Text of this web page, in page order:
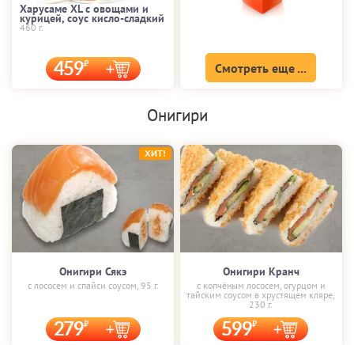
Харусаме XL с овощами и
курицей, соус кисло-сладкий
460 г.
459 Смотреть еще ...
Онигири
Онигири Сякэ
с лососем и спайси соусом, 95 г.
279
ХИТ!
Онигири Кранч
с копчёным лососем, огурцом и
тайским соусом в хрустящем кляре,
230 г.
599